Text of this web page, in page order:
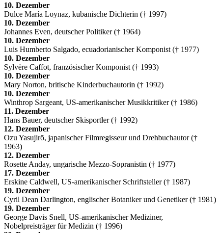
10. Dezember
Dulce María Loynaz, kubanische Dichterin († 1997)
10. Dezember
Johannes Even, deutscher Politiker († 1964)
10. Dezember
Luis Humberto Salgado, ecuadorianischer Komponist († 1977)
10. Dezember
Sylvère Caffot, französischer Komponist († 1993)
10. Dezember
Mary Norton, britische Kinderbuchautorin († 1992)
10. Dezember
Winthrop Sargeant, US-amerikanischer Musikkritiker († 1986)
11. Dezember
Hans Bauer, deutscher Skisportler († 1992)
12. Dezember
Ozu Yasujirō, japanischer Filmregisseur und Drehbuchautor (†
1963)
12. Dezember
Rosette Anday, ungarische Mezzo-Sopranistin († 1977)
17. Dezember
Erskine Caldwell, US-amerikanischer Schriftsteller († 1987)
19. Dezember
Cyril Dean Darlington, englischer Botaniker und Genetiker († 1981)
19. Dezember
George Davis Snell, US-amerikanischer Mediziner,
Nobelpreisträger für Medizin († 1996)